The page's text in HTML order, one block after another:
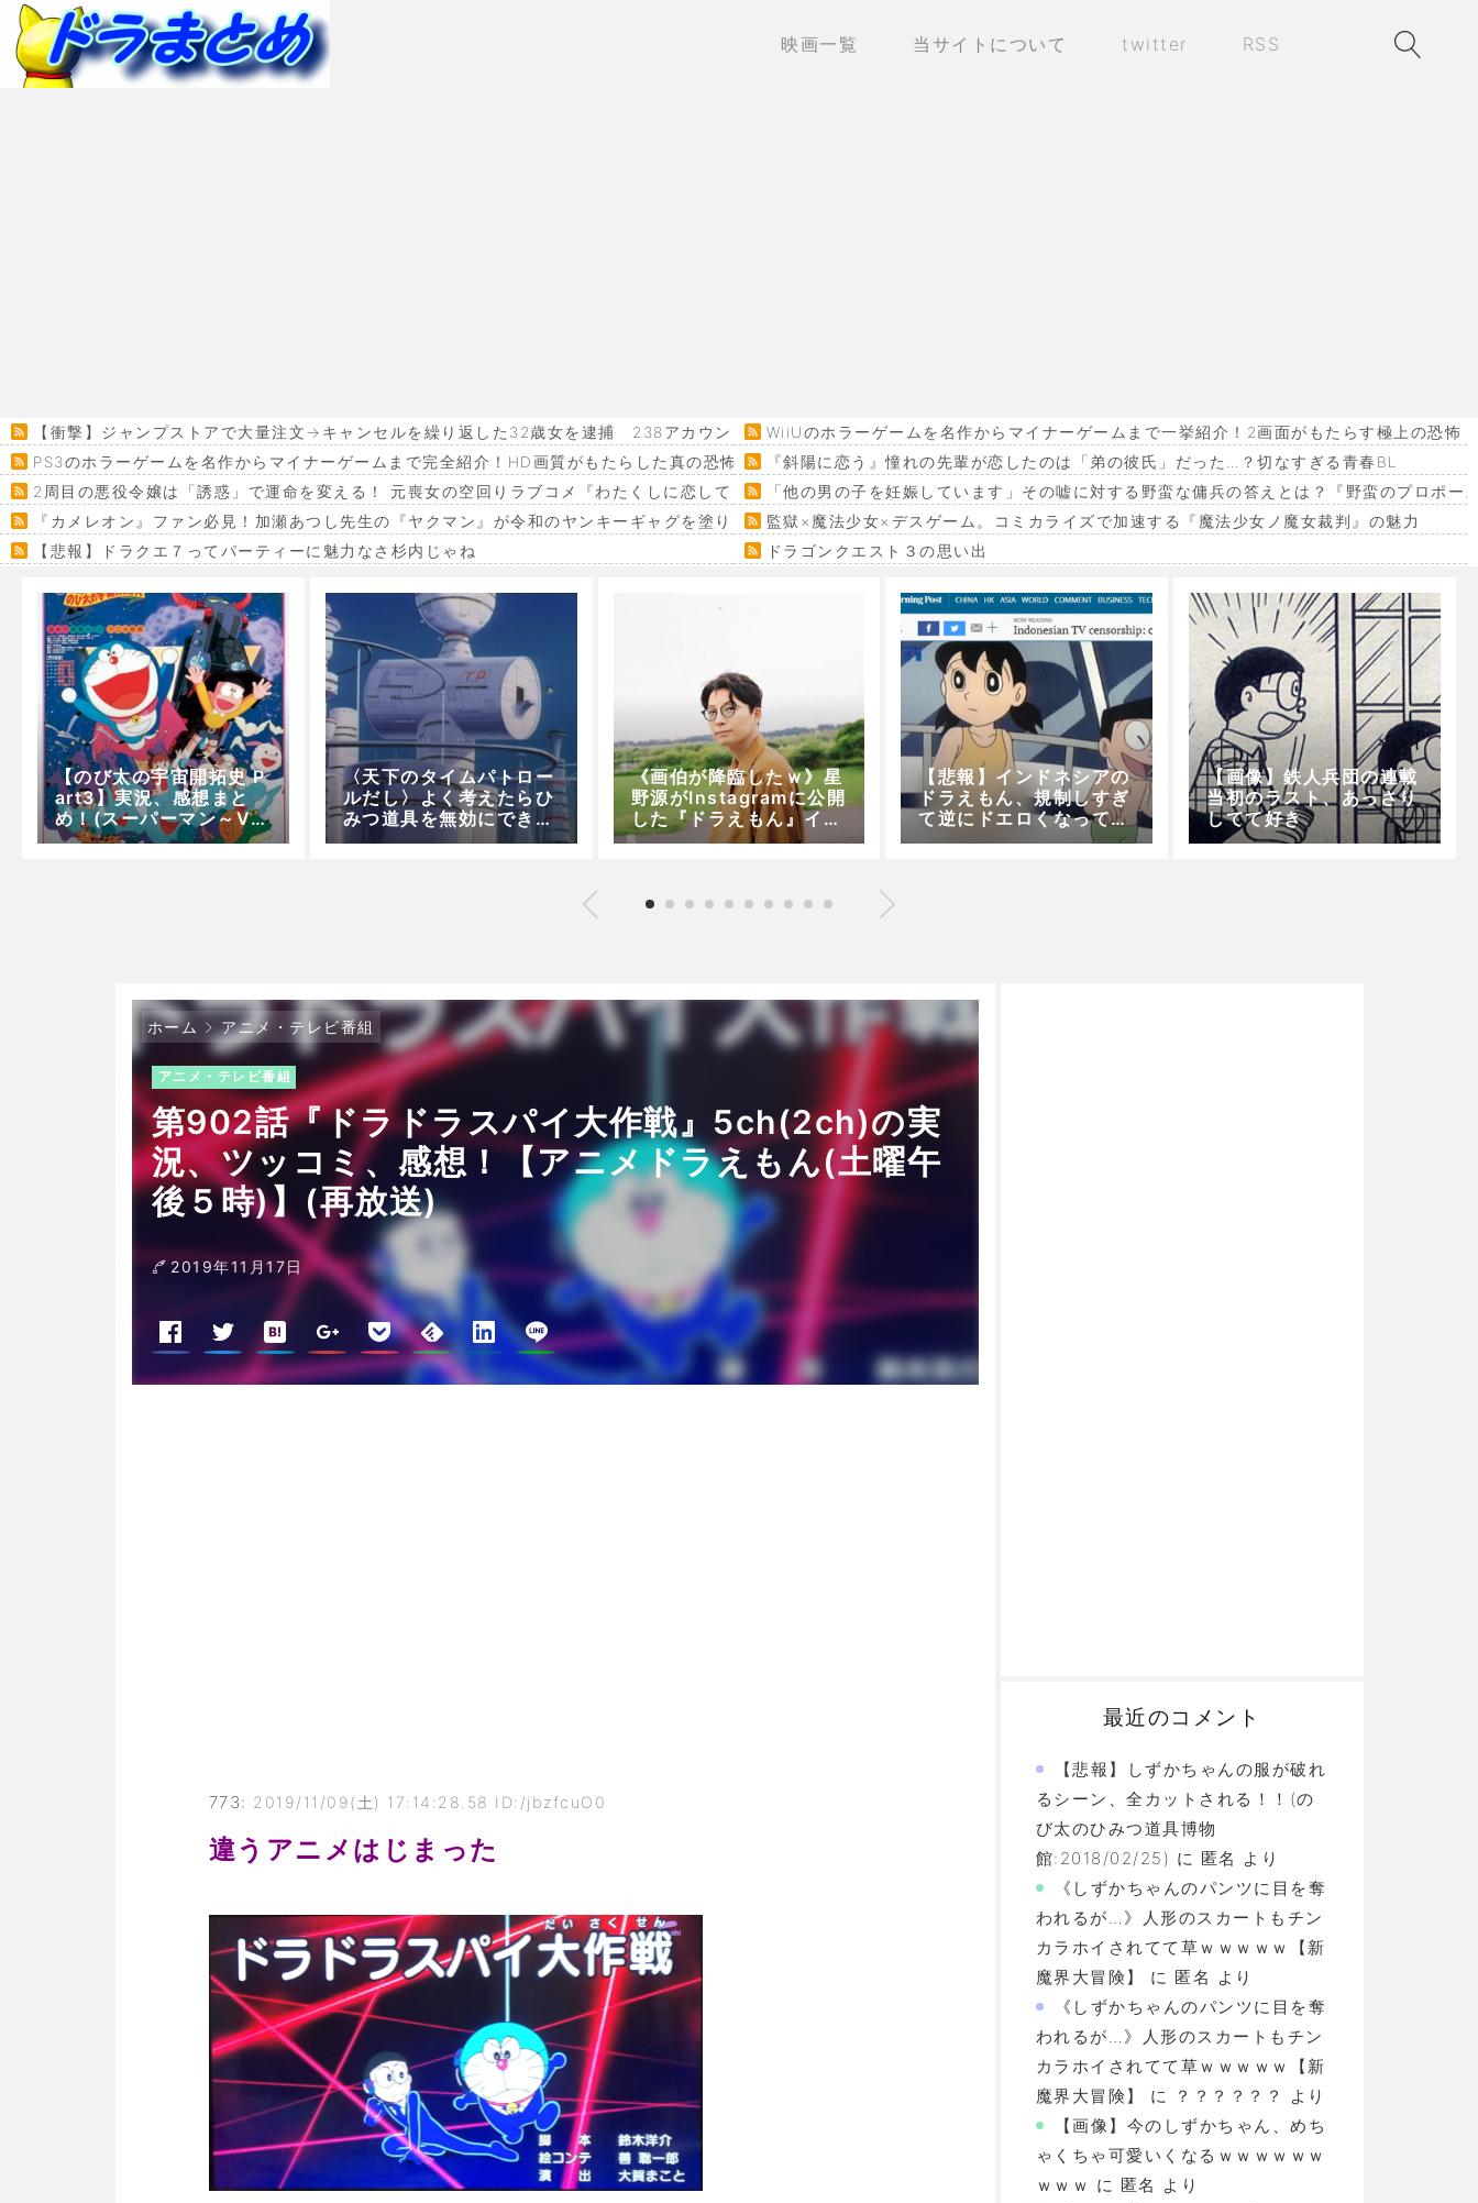
映画一覧 当サイトについて twitter RSS
【衝撃】ジャンプストアで大量注文→キャンセルを繰り返した32歳女を逮捕 238アカウント、総額43億円超「注文したことで欲求が満たされた」
WiiUのホラーゲームを名作からマイナーゲームまで一挙紹介！2画面がもたらす極上の恐怖
PS3のホラーゲームを名作からマイナーゲームまで完全紹介！HD画質がもたらした真の恐怖…
『斜陽に恋う』憧れの先輩が恋したのは「弟の彼氏」だった…？切なすぎる青春BL
2周目の悪役令嬢は「誘惑」で運命を変える！ 元喪女の空回りラブコメ『わたくしに恋してください！』「他の男の子を妊娠しています」その嘘に対する野蛮な傭兵の答えとは？『野蛮のプロポー
『カメレオン』ファン必見！加瀬あつし先生の『ヤクマン』が令和のヤンキーギャグを塗り替える監獄×魔法少女×デスゲーム。コミカライズで加速する『魔法少女ノ魔女裁判』の魅力
【悲報】ドラクエ７ってパーティーに魅力なさ杉内じゃね
ドラゴンクエスト３の思い出
Powered by livedoor 相互RSS
【のび太の宇宙開拓史 P
art3】実況、感想まと
め！(スーパーマン～VS
ギラーミン)【5分で映画
〈天下のタイムパトロー
ルだし〉よく考えたらひ
みつ道具を無効にできそ
う！！
《画伯が降臨したｗ》星
野源がInstagramに公開
した『ドラえもん』イラ
ストに様々な反響！？
【悲報】インドネシアの
ドラえもん、規制しすぎ
て逆にドエロくなってし
まう
【画像】鉄人兵団の連載
当初のラスト、あっさり
してて好き
ホーム アニメ・テレビ番組
アニメ・テレビ番組
第902話『ドラドラスパイ大作戦』5ch(2ch)の実
況、ツッコミ、感想！【アニメドラえもん(土曜午
後５時)】(再放送)
2019年11月17日
773: 2019/11/09(土) 17:14:28.58 ID:/jbzfcuO0
違うアニメはじまった
最近のコメント
【悲報】しずかちゃんの服が破れ
るシーン、全カットされる！！(の
び太のひみつ道具博物
館:2018/02/25) に 匿名 より
《しずかちゃんのパンツに目を奪
われるが…》人形のスカートもチン
カラホイされてて草ｗｗｗｗｗ【新
魔界大冒険】
に 匿名 より
《しずかちゃんのパンツに目を奪
われるが…》人形のスカートもチン
カラホイされてて草ｗｗｗｗｗ【新
魔界大冒険】
に ？？？？？？
より
【画像】今のしずかちゃん、めち
ゃくちゃ可愛いくなるｗｗｗｗｗｗ
ｗｗｗ に 匿名 より